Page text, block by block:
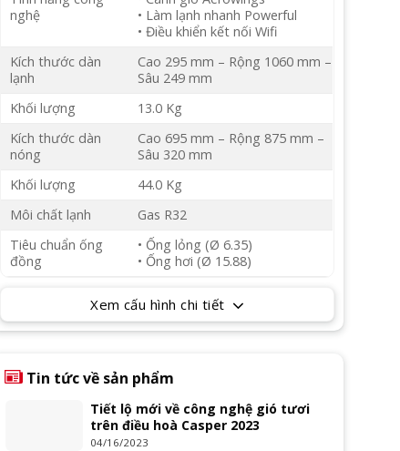
nghệ
• Làm lạnh nhanh Powerful
• Điều khiển kết nối Wifi
Kích thước dàn
lạnh
Cao 295 mm – Rộng 1060 mm –
Sâu 249 mm
Khối lượng
13.0 Kg
Kích thước dàn
nóng
Cao 695 mm – Rộng 875 mm –
Sâu 320 mm
Khối lượng
44.0 Kg
Môi chất lạnh
Gas R32
Tiêu chuẩn ống
đồng
• Ống lỏng (Ø 6.35)
• Ống hơi (Ø 15.88)
Xem cấu hình chi tiết
Tin tức về sản phẩm
Tiết lộ mới về công nghệ gió tươi
trên điều hoà Casper 2023
04/16/2023